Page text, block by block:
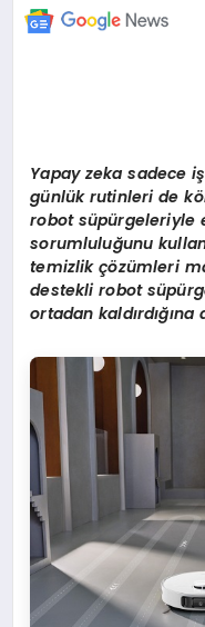
Yapay zeka sadece i
günlük rutinleri de kö
robot süpürgeleriyle
sorumluluğunu
temizlikçözümleri
destekli robot süpü
ortadan kaldırdığına